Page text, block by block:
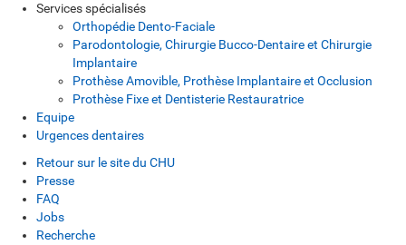
Services spécialisés
Orthopédie Dento-Faciale
Parodontologie, Chirurgie Bucco-Dentaire et Chirurgie
Implantaire
Prothèse Amovible, Prothèse Implantaire et Occlusion
Prothèse Fixe et Dentisterie Restauratrice
Equipe
Urgences dentaires
Retour sur le site du CHU
Presse
FAQ
Jobs
Recherche